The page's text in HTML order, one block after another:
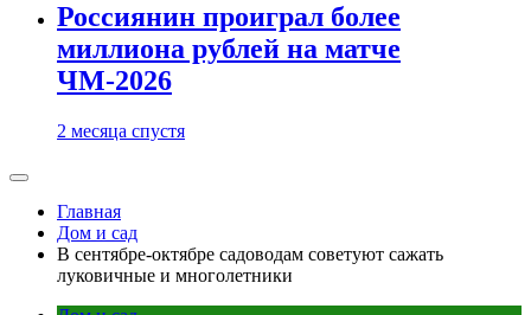
Россиянин проиграл более
миллиона рублей на матче
ЧМ-2026
2 месяца спустя
Главная
Дом и сад
В сентябре-октябре садоводам советуют сажать
луковичные и многолетники